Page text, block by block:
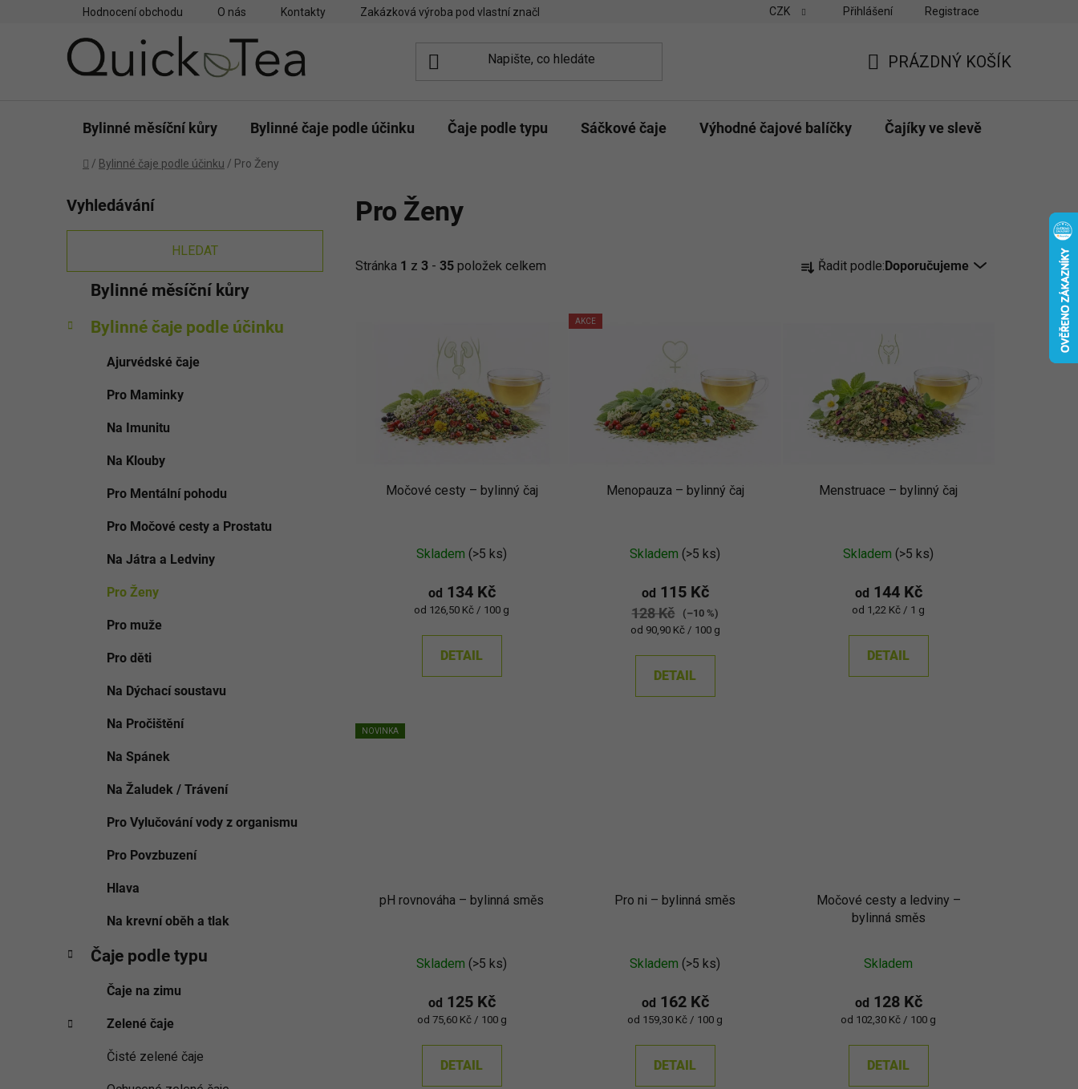
Hodnocení obchodu O nás Kontakty Zakázková výroba pod vlastní značkou Velkoobchodní odběr pro obchody Možnosti platby a
CZK Přihlášení Registrace
KOŠÍK
PRÁZDNÝ KOŠÍK
Bylinné měsíční kůry Bylinné čaje podle účinku Čaje podle typu Sáčkové čaje Výhodné čajové balíčky Čajíky ve slevě
Domů
/ Bylinné čaje podle účinku / Pro Ženy
o
s
r
n
Vyhledávání
HLEDAT
kategorie
e
Bylinné měsíční kůry
Bylinné čaje podle účinku
Ajurvédské čaje
Pro Maminky
Na Imunitu
Na Klouby
Pro Mentální pohodu
Pro Močové cesty a Prostatu
Na Játra a Ledviny
Pro Ženy
Pro muže
Pro děti
Na Dýchací soustavu
Na Pročištění
Na Spánek
Na Žaludek / Trávení
Pro Vylučování vody z organismu
Pro Povzbuzení
Hlava
Na krevní oběh a tlak
Čaje podle typu
Čaje na zimu
Zelené čaje
Čisté zelené čaje
Pro Ženy
Stránka 1 z 3 - 35 položek celkem
a
o
Řadit podle:Doporučujeme
Močové cesty – bylinný čaj
hodnocení
produktu
je
z
Skladem(>5 ks)
od 134 Kč
Měrná
od 126,50 Kč / 100 g
DETAIL
AKCE
Menopauza – bylinný čaj
Skladem(>5 ks)
od 115 Kč
128 Kč
(–10 %)
Měrná
od 90,90 Kč / 100 g
DETAIL
Menstruace – bylinný čaj
Skladem(>5 ks)
od 144 Kč
Měrná
od 1,22 Kč / 1 g
DETAIL
NOVINKA
pH rovnováha – bylinná směs
Skladem(>5 ks)
od 125 Kč
Měrná
od 75,60 Kč / 100 g
DETAIL
Pro ni – bylinná směs
Skladem(>5 ks)
od 162 Kč
Měrná
od 159,30 Kč / 100 g
DETAIL
Močové cesty a ledviny –
bylinná směs
Skladem
od 128 Kč
Měrná
od 102,30 Kč / 100 g
DETAIL